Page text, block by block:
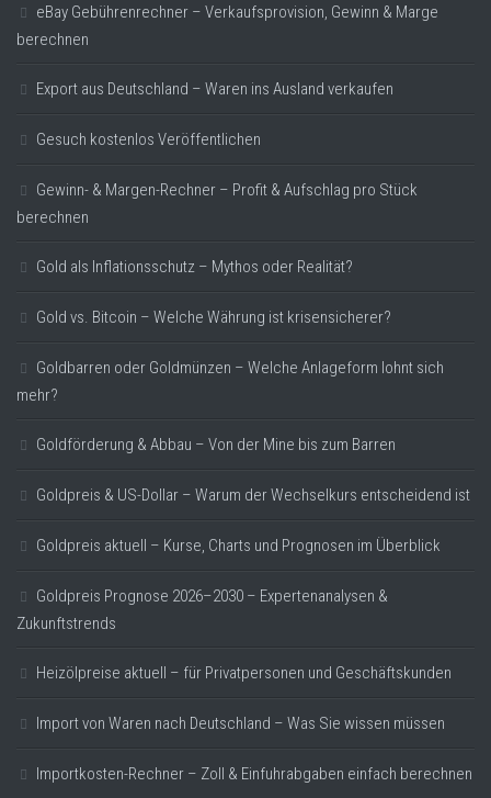
eBay Gebührenrechner – Verkaufsprovision, Gewinn & Marge
berechnen
Export aus Deutschland – Waren ins Ausland verkaufen
Gesuch kostenlos Veröffentlichen
Gewinn- & Margen-Rechner – Profit & Aufschlag pro Stück
berechnen
Gold als Inflationsschutz – Mythos oder Realität?
Gold vs. Bitcoin – Welche Währung ist krisensicherer?
Goldbarren oder Goldmünzen – Welche Anlageform lohnt sich
mehr?
Goldförderung & Abbau – Von der Mine bis zum Barren
Goldpreis & US-Dollar – Warum der Wechselkurs entscheidend ist
Goldpreis aktuell – Kurse, Charts und Prognosen im Überblick
Goldpreis Prognose 2026–2030 – Expertenanalysen &
Zukunftstrends
Heizölpreise aktuell – für Privatpersonen und Geschäftskunden
Import von Waren nach Deutschland – Was Sie wissen müssen
Importkosten-Rechner – Zoll & Einfuhrabgaben einfach berechnen